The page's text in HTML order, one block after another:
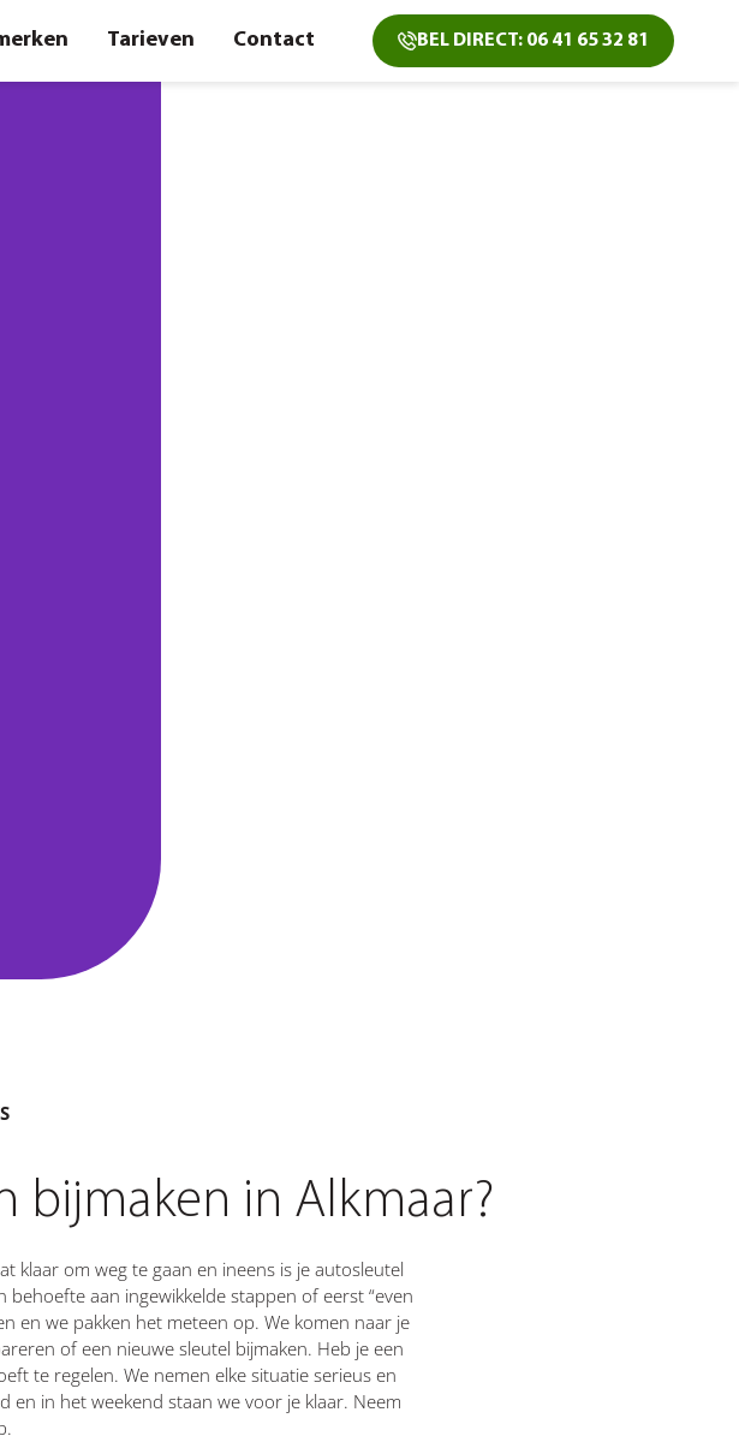
Tarieven Contact BEL DIRECT: 06 41 65 32 81
bijmaken in Alkmaar?
klaar om weg te gaan en ineens is je autosleutel
aan ingewikkelde stappen of eerst “even
en we pakken het meteen op. We komen naar je
of een nieuwe sleutel bijmaken. Heb je een
te regelen. We nemen elke situatie serieus en
en in het weekend staan we voor je klaar. Neem